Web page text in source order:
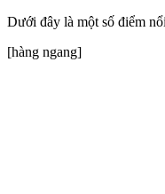
Dưới đây là một số điểm
[hàng ngang]